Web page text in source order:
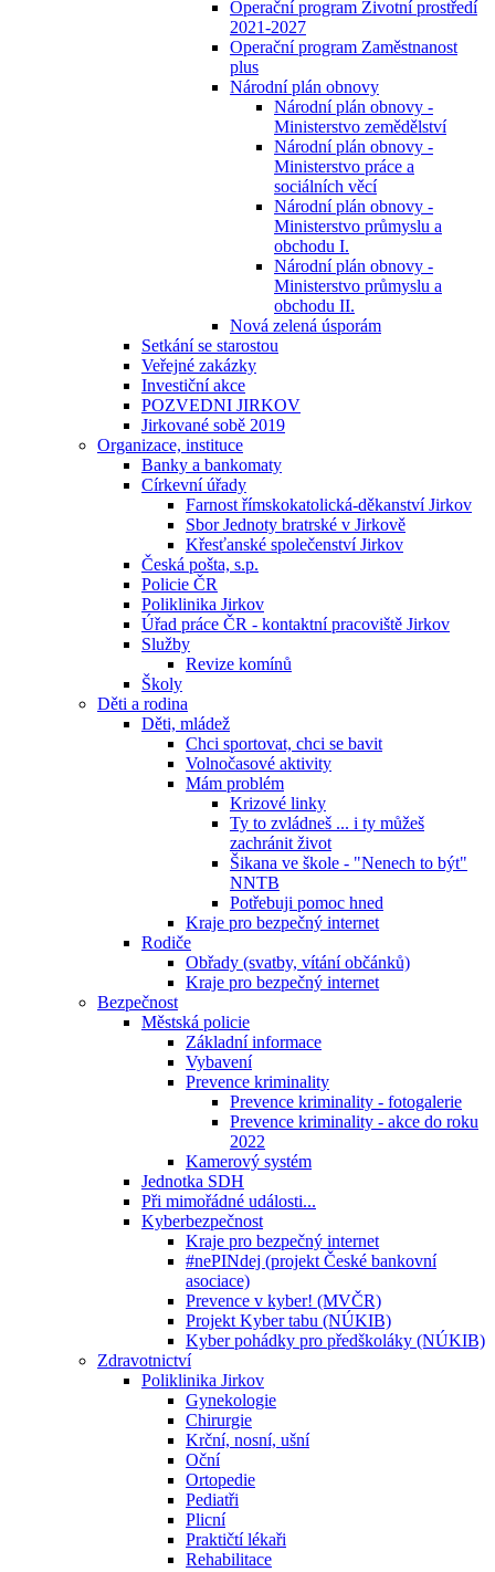
Operační program Životní prostředí
2021-2027
Operační program Zaměstnanost
plus
Národní plán obnovy
Národní plán obnovy -
Ministerstvo zemědělství
Národní plán obnovy -
Ministerstvo práce a
sociálních věcí
Národní plán obnovy -
Ministerstvo průmyslu a
obchodu I.
Národní plán obnovy -
Ministerstvo průmyslu a
obchodu II.
Nová zelená úsporám
Setkání se starostou
Veřejné zakázky
Investiční akce
POZVEDNI JIRKOV
Jirkované sobě 2019
Organizace, instituce
Banky a bankomaty
Církevní úřady
Farnost římskokatolická-děkanství Jirkov
Sbor Jednoty bratrské v Jirkově
Křesťanské společenství Jirkov
Česká pošta, s.p.
Policie ČR
Poliklinika Jirkov
Úřad práce ČR - kontaktní pracoviště Jirkov
Služby
Revize komínů
Školy
Děti a rodina
Děti, mládež
Chci sportovat, chci se bavit
Volnočasové aktivity
Mám problém
Krizové linky
Ty to zvládneš ... i ty můžeš
zachránit život
Šikana ve škole - "Nenech to být"
NNTB
Potřebuji pomoc hned
Kraje pro bezpečný internet
Rodiče
Obřady (svatby, vítání občánků)
Kraje pro bezpečný internet
Bezpečnost
Městská policie
Základní informace
Vybavení
Prevence kriminality
Prevence kriminality - fotogalerie
Prevence kriminality - akce do roku
2022
Kamerový systém
Jednotka SDH
Při mimořádné události...
Kyberbezpečnost
Kraje pro bezpečný internet
#nePINdej (projekt České bankovní
asociace)
Prevence v kyber! (MVČR)
Projekt Kyber tabu (NÚKIB)
Kyber pohádky pro předškoláky (NÚKIB)
Zdravotnictví
Poliklinika Jirkov
Gynekologie
Chirurgie
Krční, nosní, ušní
Oční
Ortopedie
Pediatři
Plicní
Praktičtí lékaři
Rehabilitace